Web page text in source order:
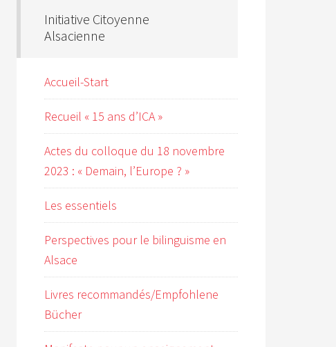
Initiative Citoyenne
Alsacienne
Accueil-Start
Recueil « 15 ans d’ICA »
Actes du colloque du 18 novembre
2023 : « Demain, l’Europe ? »
Les essentiels
Perspectives pour le bilinguisme en
Alsace
Livres recommandés/Empfohlene
Bücher